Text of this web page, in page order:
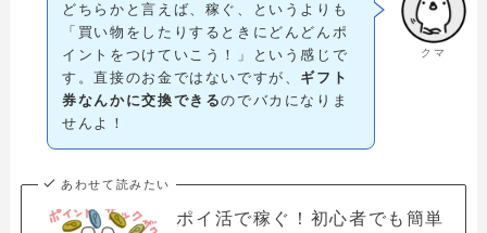
クマ
どちらかと言えば、稼ぐ、というよりも
「買い物をしたりするときにどんどんポ
イントをつけていこう！」という感じで
す。直接のお金ではないですが、 ギフト
券なんかに交換できるのでバカになりま
せんよ！
あわせて読みたい
ポイ活で稼ぐ！初心者でも簡単